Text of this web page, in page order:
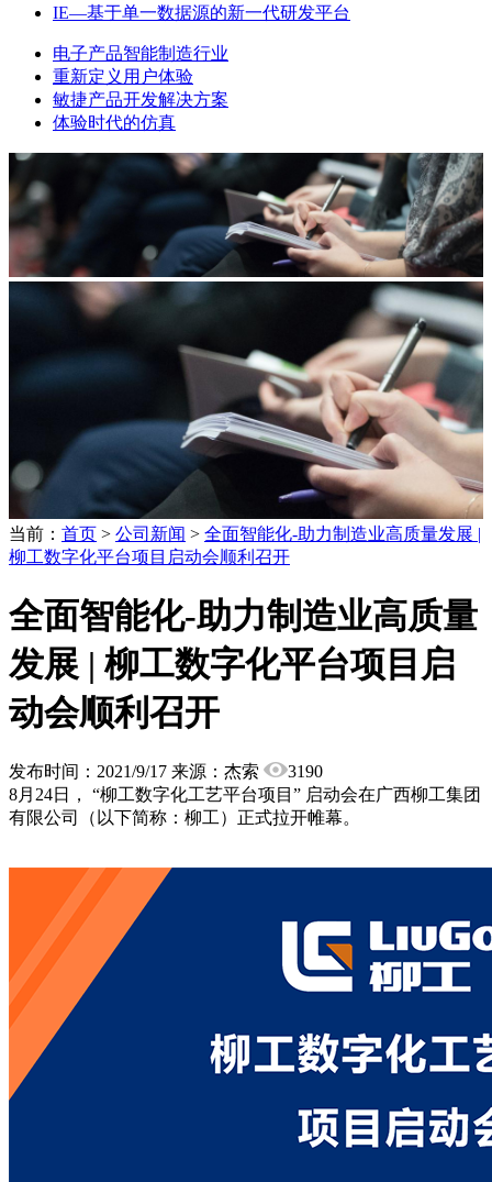
IE—基于单一数据源的新一代研发平台
电子产品智能制造行业
重新定义用户体验
敏捷产品开发解决方案
体验时代的仿真
当前： 首页 > 公司新闻 > 全面智能化-助力制造业高质量发展 |
柳工数字化平台项目启动会顺利召开
全面智能化-助力制造业高质量
发展 | 柳工数字化平台项目启
动会顺利召开
发布时间：2021/9/17 来源：杰索
3190
8月24日， “柳工数字化工艺平台项目” 启动会在广西柳工集团
有限公司（以下简称：柳工）正式拉开帷幕。